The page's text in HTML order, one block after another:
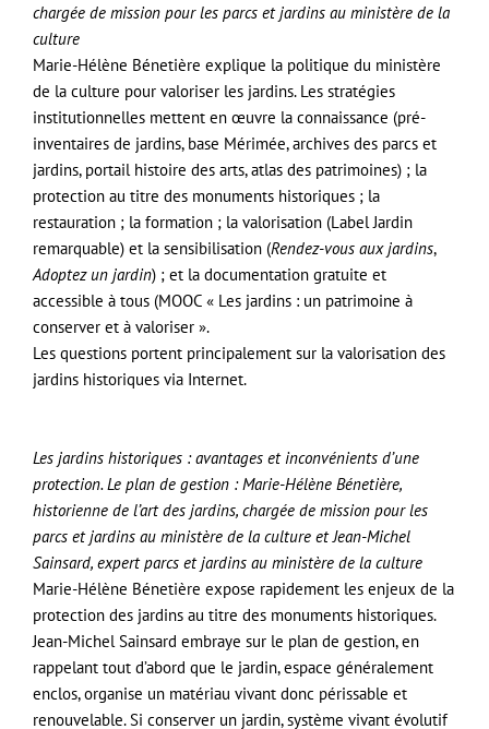
chargée de mission pour les parcs et jardins au ministère de la
culture
Marie-Hélène Bénetière explique la politique du ministère
de la culture pour valoriser les jardins. Les stratégies
institutionnelles mettent en œuvre la connaissance (pré-
inventaires de jardins, base Mérimée, archives des parcs et
jardins, portail histoire des arts, atlas des patrimoines) ; la
protection au titre des monuments historiques ; la
restauration ; la formation ; la valorisation (Label Jardin
remarquable) et la sensibilisation (Rendez-vous aux jardins,
Adoptez un jardin) ; et la documentation gratuite et
accessible à tous (MOOC « Les jardins : un patrimoine à
conserver et à valoriser ».
Les questions portent principalement sur la valorisation des
jardins historiques via Internet.
Les jardins historiques : avantages et inconvénients d’une
protection. Le plan de gestion : Marie-Hélène Bénetière,
historienne de l’art des jardins, chargée de mission pour les
parcs et jardins au ministère de la culture et Jean-Michel
Sainsard, expert parcs et jardins au ministère de la culture
Marie-Hélène Bénetière expose rapidement les enjeux de la
protection des jardins au titre des monuments historiques.
Jean-Michel Sainsard embraye sur le plan de gestion, en
rappelant tout d’abord que le jardin, espace généralement
enclos, organise un matériau vivant donc périssable et
renouvelable. Si conserver un jardin, système vivant évolutif